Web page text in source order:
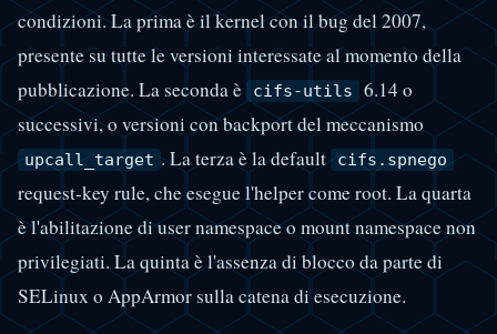
condizioni. La prima è il kernel con il bug del 2007,
presente su tutte le versioni interessate al momento della
pubblicazione. La seconda è
cifs-utils
6.14 o
successivi, o versioni con backport del meccanismo
upcall_target . La terza è la default cifs.spnego
request-key rule, che esegue l'helper come root. La quarta
è l'abilitazione di user namespace o mount namespace non
privilegiati. La quinta è l'assenza di blocco da parte di
SELinux o AppArmor sulla catena di esecuzione.